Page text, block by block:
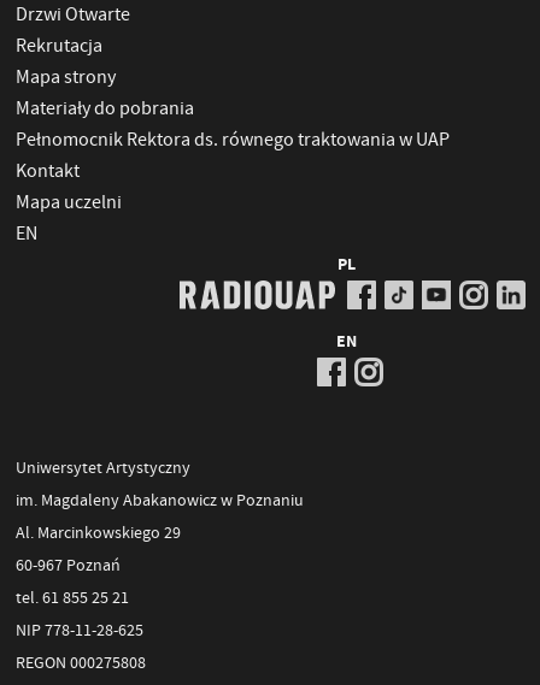
Drzwi Otwarte
Rekrutacja
Mapa strony
Materiały do pobrania
Pełnomocnik Rektora ds. równego traktowania w UAP
Kontakt
Mapa uczelni
EN
PL
EN
Uniwersytet Artystyczny
im. Magdaleny Abakanowicz w Poznaniu
Al. Marcinkowskiego 29
60-967 Poznań
tel. 61 855 25 21
NIP 778-11-28-625
REGON 000275808